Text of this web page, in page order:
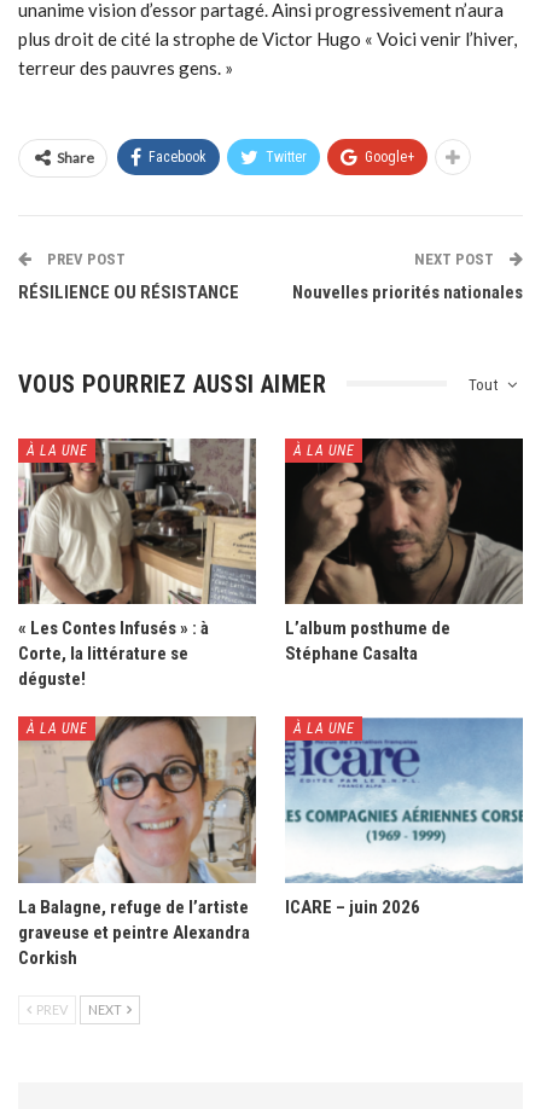
unanime vision d’essor partagé. Ainsi progressivement n’aura
plus droit de cité la strophe de Victor Hugo « Voici venir l’hiver,
terreur des pauvres gens. »
Share Facebook Twitter Google+
PREV POST
RÉSILIENCE OU RÉSISTANCE
NEXT POST
Nouvelles priorités nationales
Tout
VOUS POURRIEZ AUSSI AIMER
À LA UNE
« Les Contes Infusés » : à
Corte, la littérature se
déguste!
À LA UNE
L’album posthume de
Stéphane Casalta
À LA UNE
La Balagne, refuge de l’artiste
graveuse et peintre Alexandra
Corkish
À LA UNE
ICARE – juin 2026
PREV NEXT